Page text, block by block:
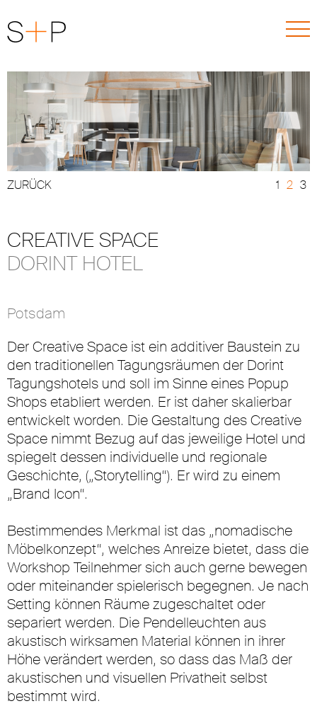
ZURÜCK
CREATIVE SPACE
DORINT HOTEL
Potsdam
Der Creative Space ist ein additiver Baustein zu
den traditionellen Tagungsräumen der Dorint
Tagungshotels und soll im Sinne eines Popup
Shops etabliert werden. Er ist daher skalierbar
entwickelt worden. Die Gestaltung des Creative
Space nimmt Bezug auf das jeweilige Hotel und
spiegelt dessen individuelle und regionale
Geschichte, („Storytelling“). Er wird zu einem
„Brand Icon“.
Bestimmendes Merkmal ist das „nomadische
Möbelkonzept“, welches Anreize bietet, dass die
Workshop Teilnehmer sich auch gerne bewegen
oder miteinander spielerisch begegnen. Je nach
Setting können Räume zugeschaltet oder
separiert werden. Die Pendelleuchten aus
akustisch wirksamen Material können in ihrer
Höhe verändert werden, so dass das Maß der
akustischen und visuellen Privatheit selbst
bestimmt wird.